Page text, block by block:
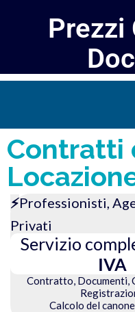
Prezzi
Contratti
⚡Professionisti,
Privati
Servizio
IVA
Contratto, Documenti,
Calcolo del